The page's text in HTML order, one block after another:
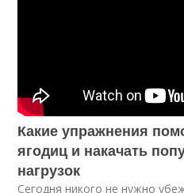
Какие упражнения
ягодиц и накачать
нагрузок
Сегодня никого не нужно